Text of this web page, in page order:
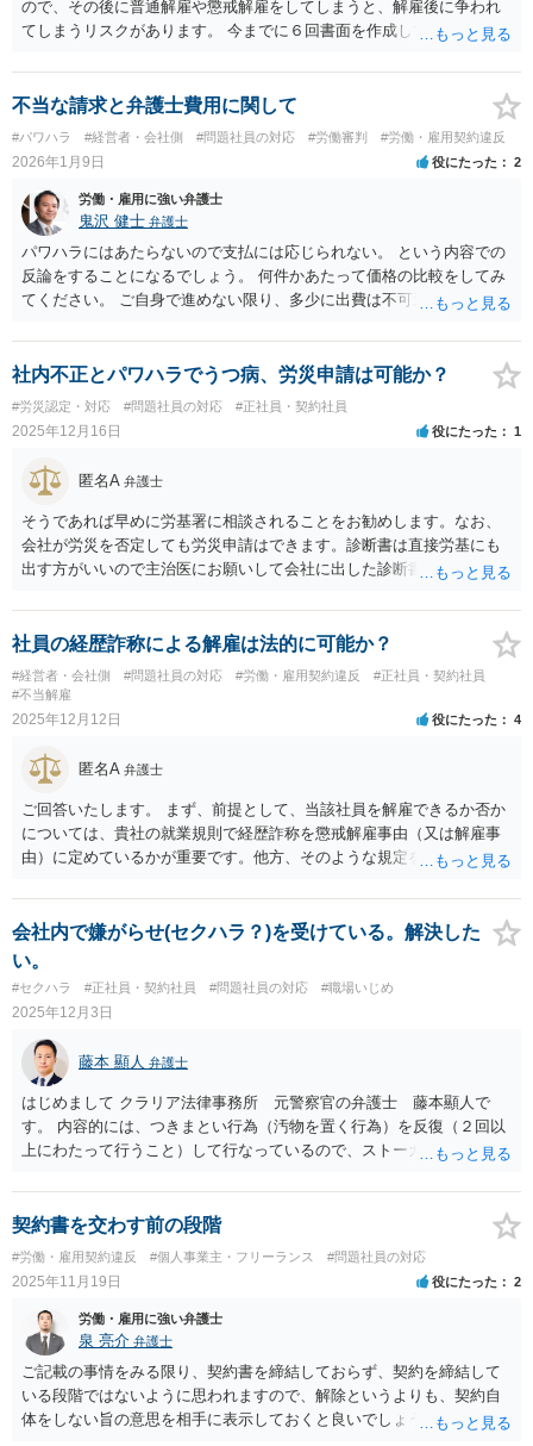
ので、その後に普通解雇や懲戒解雇をしてしまうと、解雇後に争われ
てしまうリスクがあります。 今までに６回書面を作成しているという
なったうえで、退職勧奨などを経てから最終手段として解雇を検討す
るのが無難であるように思います。 ご参考までに。
不当な請求と弁護士費用に関して
#パワハラ #経営者・会社側 #問題社員の対応 #労働審判 #労働・雇用契約違反
2026年1月9日 役にたった 2
労働・雇用に強い弁護士
鬼沢 健士 弁護士
パワハラにはあたらないので支払には応じられない。 という内容での
反論をすることになるでしょう。 何件かあたって価格の比較をしてみ
てください。 ご自身で進めない限り、多少に出費は不可避です。
社内不正とパワハラでうつ病、労災申請は可能か？
#労災認定・対応 #問題社員の対応 #正社員・契約社員
2025年12月16日 役にたった 1
匿名A 弁護士
そうであれば早めに労基署に相談されることをお勧めします。なお、
会社が労災を否定しても労災申請はできます。診断書は直接労基にも
出す方がいいので主治医にお願いして会社に出した診断書の写しをも
社員の経歴詐称による解雇は法的に可能か？
#経営者・会社側 #問題社員の対応 #労働・雇用契約違反
#正社員・契約社員
#不当解雇
2025年12月12日 役にたった 4
匿名A 弁護士
ご回答いたします。 まず、前提として、当該社員を解雇できるか否か
については、貴社の就業規則で経歴詐称を懲戒解雇事由（又は解雇事
由）に定めているかが重要です。他方、そのような規定を定めている
詐称がその会社にとって重要なものとは言えない場合は、懲戒解雇は
重すぎるとして無効と判断される傾向にあります。また、経歴詐称の
事実について証拠が不十分である場合も、懲戒解雇後に訴訟を起こさ
れれば会社が敗訴することになります。 経歴詐称が会社にとって重要
なものといえるか否かについては、使用者の労働者に対する信頼関
係、企業秩序維持等に重大な影響を与えるものでなければならないと
されています。 そして、信頼関係、企業秩序維持等に重大な影響を与
える経歴の詐称に該当するのは、具体的には以下の2点を双方とも満た
す場合です。 １．その経歴詐称が事前に発覚していれば、会社がその
労働者を雇入れることはなかったといえる場合 ２．その経歴詐称が事
前に発覚していれば雇入れなかったということに、客観的な相当性が
ある場合 以上を前提にご質問者様の「履歴書の経歴と年金手帳の第一
号被保険者期間が合わない時期がある」といった点や「過去10年で5社
も勤めていながら、2社にまとめていた」という点については、その事
実がなければ当該労働者を雇入れていなかった、とまでは判断できな
いように考えられ、上記の各事実のみをもって解雇することは現実的
には難しいと思われます。
会社内で嫌がらせ(セクハラ？)を受けている。解決した
い。
#セクハラ #正社員・契約社員 #問題社員の対応 #職場いじめ
2025年12月3日
藤本 顯人 弁護士
はじめまして クラリア法律事務所 元警察官の弁護士 藤本顯人で
す。 内容的には、つきまとい行為（汚物を置く行為）を反復（２回以
上にわたって行うこと）して行なっているので、ストーカー規制法に
わかるのですが、行為がエスカレートしてしまう懸念もあるところで
す。もしも、職場への相談が難しいということであれば、最寄りの警
察署に一度ご相談し、その上で、職場にはある程度秘密裏（ただ、今
回の事件は、会社の駐車場ということで捜査の都合から職場関係者に
知られることはやむを得ません、この場合には限られた範囲にしても
らうように警察に留意させてください。）に対応してもらうことも可
能かと思います。 また、仮に職場にこのことが明るみになったとして
も、そのことで退職を迫られるということは不当な退職の強要であ
り、違法なので、通常はありえません。 一度、最寄りの警察にご相談
されることをお勧めいたします。
契約書を交わす前の段階
#労働・雇用契約違反 #個人事業主・フリーランス #問題社員の対応
2025年11月19日 役にたった 2
労働・雇用に強い弁護士
泉 亮介 弁護士
ご記載の事情をみる限り、契約書を締結しておらず、契約を締結して
いる段階ではないように思われますので、解除というよりも、契約自
体をしない旨の意思を相手に表示しておくと良いでしょう。